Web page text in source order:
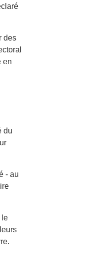
des
en
du
- au
le